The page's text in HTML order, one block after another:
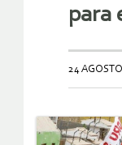
para
24